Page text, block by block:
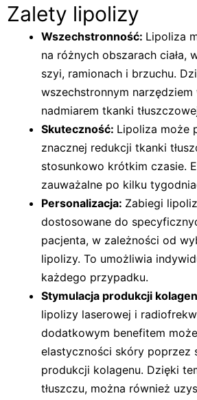
Zalety lipolizy
Wszechstronność: Lipoliza
na różnych obszarach ciała,
szyi, ramionach i brzuchu.
wszechstronnym narzędziem
nadmiarem tkanki
Skuteczność: Lipoliza może
znacznej redukcji tkanki
stosunkowo krótkim czasie.
zauważalne po kilku
Personalizacja: Zabiegi
dostosowane do
pacjenta, w zależności od
lipolizy. To umożliwia
każdego przypadku.
Stymulacja produkcji
lipolizy laserowej i
dodatkowym benefitem
elastyczności skóry poprzez
produkcji kolagenu. Dzięki
tłuszczu, można również